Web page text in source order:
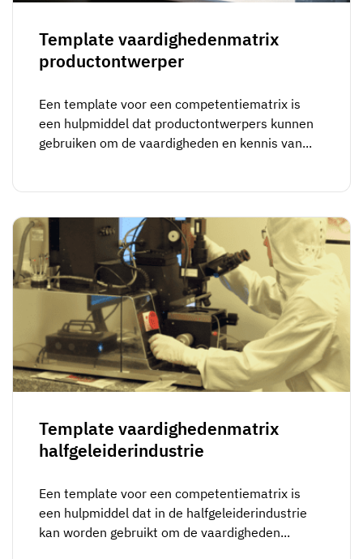
Template vaardighedenmatrix
productontwerper
Een template voor een competentiematrix is
een hulpmiddel dat productontwerpers kunnen
gebruiken om de vaardigheden en kennis van...
Template vaardighedenmatrix
halfgeleiderindustrie
Een template voor een competentiematrix is
een hulpmiddel dat in de halfgeleiderindustrie
kan worden gebruikt om de vaardigheden...